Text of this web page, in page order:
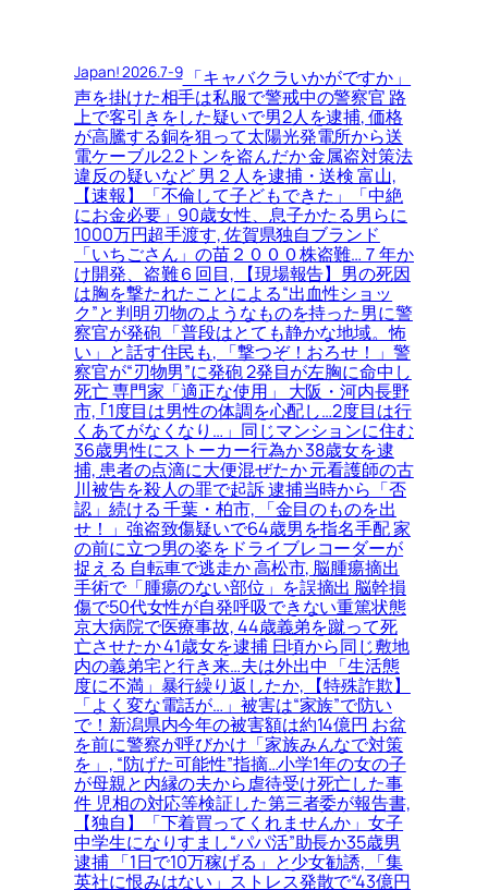
Japan! 2026.7-9「キャバクラいかがですか」
声を掛けた相手は私服で警戒中の警察官 路
上で客引きをした疑いで男2人を逮捕, 価格
が高騰する銅を狙って太陽光発電所から送
電ケーブル2.2トンを盗んだか 金属盗対策法
違反の疑いなど 男２人を逮捕・送検 富山,
【速報】「不倫して子どもできた」「中絶
にお金必要」90歳女性、息子かたる男らに
1000万円超手渡す, 佐賀県独自ブランド
「いちごさん」の苗２０００株盗難…７年か
け開発、盗難６回目, 【現場報告】男の死因
は胸を撃たれたことによる“出血性ショッ
ク”と判明 刃物のようなものを持った男に警
察官が発砲 「普段はとても静かな地域。怖
い」と話す住民も, 「撃つぞ！おろせ！」警
察官が“刃物男”に発砲 2発目が左胸に命中し
死亡 専門家「適正な使用」 大阪・河内長野
市, ｢1度目は男性の体調を心配し…2度目は行
くあてがなくなり…」同じマンションに住む
36歳男性にストーカー行為か 38歳女を逮
捕, 患者の点滴に大便混ぜたか 元看護師の古
川被告を殺人の罪で起訴 逮捕当時から「否
認」続ける 千葉・柏市, 「金目のものを出
せ！」強盗致傷疑いで64歳男を指名手配 家
の前に立つ男の姿をドライブレコーダーが
捉える 自転車で逃走か 高松市, 脳腫瘍摘出
手術で「腫瘍のない部位」を誤摘出 脳幹損
傷で50代女性が自発呼吸できない重篤状態
京大病院で医療事故, 44歳義弟を蹴って死
亡させたか 41歳女を逮捕 日頃から同じ敷地
内の義弟宅と行き来…夫は外出中 「生活態
度に不満」暴行繰り返したか, 【特殊詐欺】
「よく変な電話が…」被害は“家族”で防い
で！新潟県内今年の被害額は約14億円 お盆
を前に警察が呼びかけ「家族みんなで対策
を」, “防げた可能性”指摘…小学1年の女の子
が母親と内縁の夫から虐待受け死亡した事
件 児相の対応等検証した第三者委が報告書,
【独自】「下着買ってくれませんか」女子
中学生になりすまし“パパ活”助長か35歳男
逮捕 「1日で10万稼げる」と少女勧誘, 「集
英社に恨みはない」ストレス発散で“43億円